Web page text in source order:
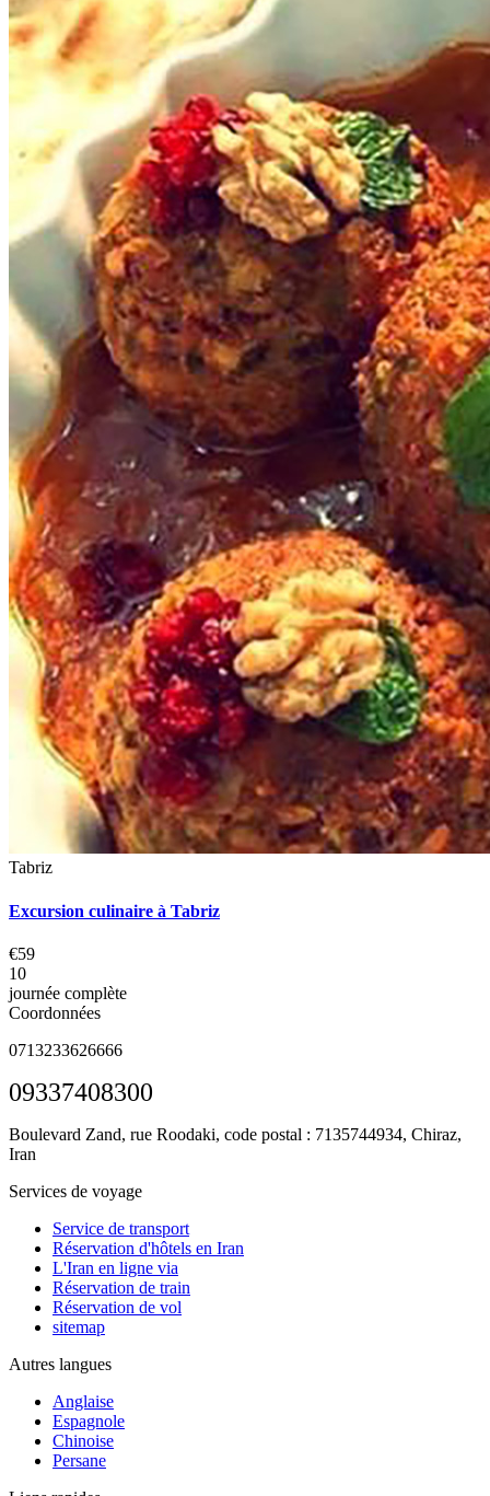
Tabriz
Excursion culinaire à Tabriz
€59
10
journée complète
Coordonnées
0713233626666
09337408300
Boulevard Zand, rue Roodaki, code postal : 7135744934, Chiraz,
Iran
Services de voyage
Service de transport
Réservation d'hôtels en Iran
L'Iran en ligne via
Réservation de train
Réservation de vol
sitemap
Autres langues
Anglaise
Espagnole
Chinoise
Persane